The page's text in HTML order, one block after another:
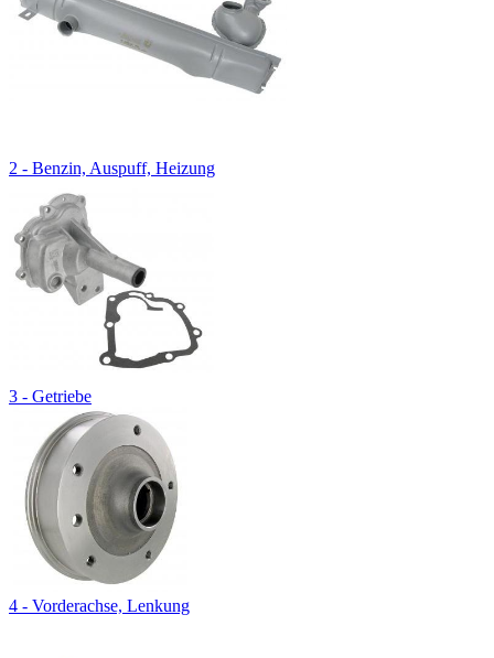
2 - Benzin, Auspuff, Heizung
3 - Getriebe
4 - Vorderachse, Lenkung